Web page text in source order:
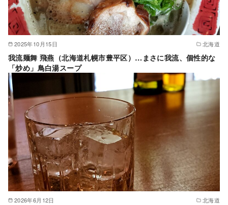
2025年10月15日 北海道
我流麺舞 飛燕（北海道札幌市豊平区）…まさに我流、個性的な
「炒め」鳥白湯スープ
2026年6月12日 北海道